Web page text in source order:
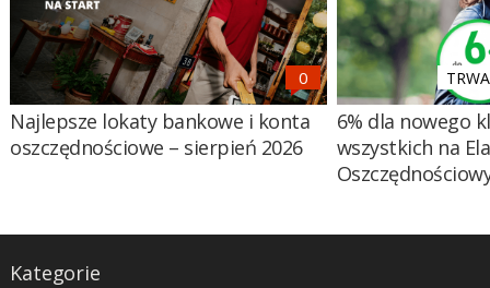
Najlepsze lokaty bankowe i konta
oszczędnościowe – sierpień 2026
6% dla nowego
wszystkich na
Kategorie